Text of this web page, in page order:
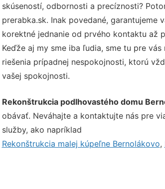
skúseností, odbornosti a precíznosti?
prerabka.sk. Inak povedané, garantujeme
korektné jednanie od prvého kontaktu až
Keďže aj my sme iba ľudia, sme tu pre
riešenia prípadnej nespokojnosti, ktorú
vašej spokojnosti.
Rekonštrukcia podlhovastého domu
obávať. Neváhajte a kontaktujte nás pre
služby, ako napríklad
Rekonštrukcia malej kúpeľne Bernolákovo,